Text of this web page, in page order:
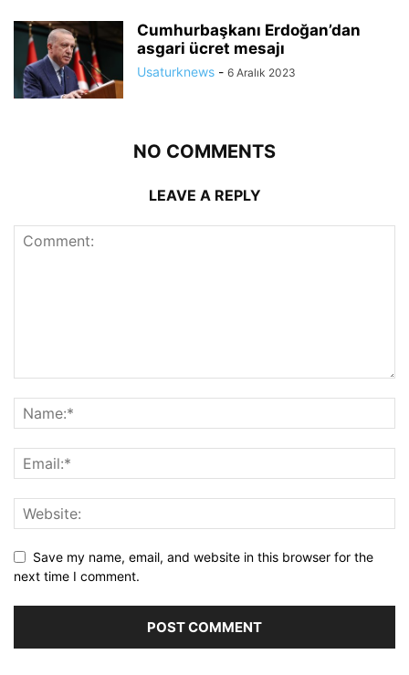
Cumhurbaşkanı Erdoğan’dan
asgari ücret mesajı
Usaturknews - 6 Aralık 2023
NO COMMENTS
LEAVE A REPLY
Save my name, email, and website in this browser for the
next time I comment.